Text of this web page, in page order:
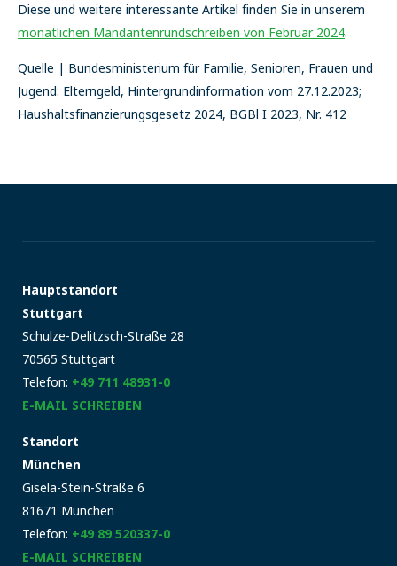
Diese und weitere interessante Artikel finden Sie in unserem
monatlichen Mandantenrundschreiben von Februar 2024.
Quelle | Bundesministerium für Familie, Senioren, Frauen und
Jugend: Elterngeld, Hintergrundinformation vom 27.12.2023;
Haushaltsfinanzierungsgesetz 2024, BGBl I 2023, Nr. 412
Hauptstandort
Stuttgart
Schulze-Delitzsch-Straße 28
70565 Stuttgart
Telefon: +49 711 48931-0
E-MAIL SCHREIBEN
Standort
München
Gisela-Stein-Straße 6
81671 München
Telefon: +49 89 520337-0
E-MAIL SCHREIBEN